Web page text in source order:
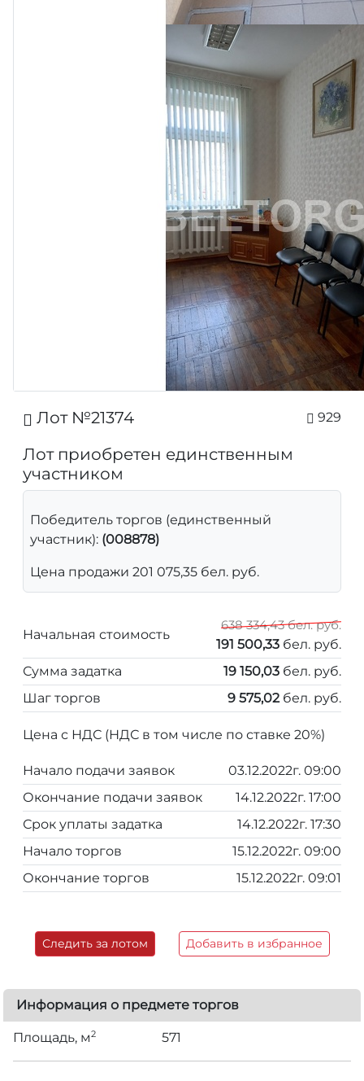
Лот №21374 929
Лот приобретен единственным
участником
Победитель торгов (единственный
участник): (008878)
Цена продажи 201 075,35 бел. руб.
Начальная стоимость
638 334,43 бел. руб.
191 500,33 бел. руб.
Сумма задатка
19 150,03 бел. руб.
Шаг торгов
9 575,02 бел. руб.
Цена с НДС (НДС в том числе по ставке 20%)
Начало подачи заявок
03.12.2022г. 09:00
Окончание подачи заявок
14.12.2022г. 17:00
Срок уплаты задатка
14.12.2022г. 17:30
Начало торгов
15.12.2022г. 09:00
Окончание торгов
15.12.2022г. 09:01
Следить за лотом Добавить в избранное
Информация о предмете торгов
Площадь, м2 571